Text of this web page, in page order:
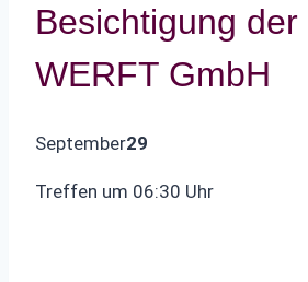
Besichtigung der
WERFT GmbH
September29
Treffen um 06:30 Uhr